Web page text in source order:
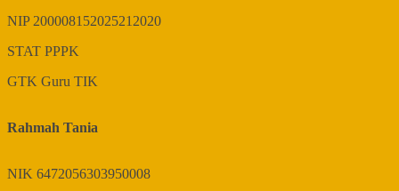
NIP200008152025212020
STAT PPPK
GTK Guru TIK
Rahmah Tania
NIK 6472056303950008